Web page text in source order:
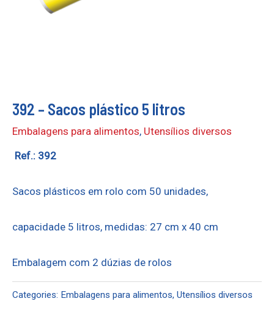
392 – Sacos plástico 5 litros
Embalagens para alimentos, Utensílios diversos
Ref.: 392
Sacos plásticos em rolo com 50 unidades,
capacidade 5 litros, medidas: 27 cm x 40 cm
Embalagem com 2 dúzias de rolos
Categories: Embalagens para alimentos, Utensílios diversos